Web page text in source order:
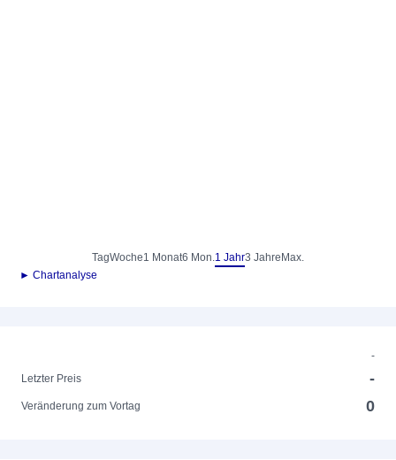
TagWoche1 Monat6 Mon.1 Jahr3 Jahre Max.
► Chartanalyse
-
Letzter Preis
-
Veränderung zum Vortag 0